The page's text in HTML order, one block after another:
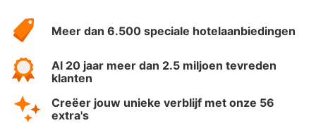
HotelSpecials
Meer dan 6.500 speciale hotelaanbiedingen
Al 20 jaar meer dan 2.5 miljoen tevreden
klanten
Creëer jouw unieke verblijf met onze 56
extra's